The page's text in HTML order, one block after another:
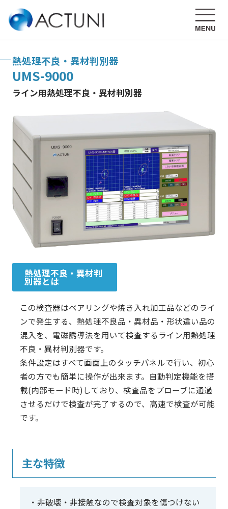
熱処理不良・異材判別器
UMS-9000
ライン用熱処理不良・異材判別器
熱処理不良・異材判
別器とは
この検査器はベアリングや焼き入れ加工品などのライ
ンで発生する、熱処理不良品・異材品・形状違い品の
混入を、電磁誘導法を用いて検査するライン用熱処理
不良・異材判別器です。
条件設定はすべて画面上のタッチパネルで行い、初心
者の方でも簡単に操作が出来ます。自動判定機能を搭
載(内部モード時)しており、検査品をプローブに通過
させるだけで検査が完了するので、高速で検査が可能
です。
主な特徴
非破壊・非接触なので検査対象を傷つけない